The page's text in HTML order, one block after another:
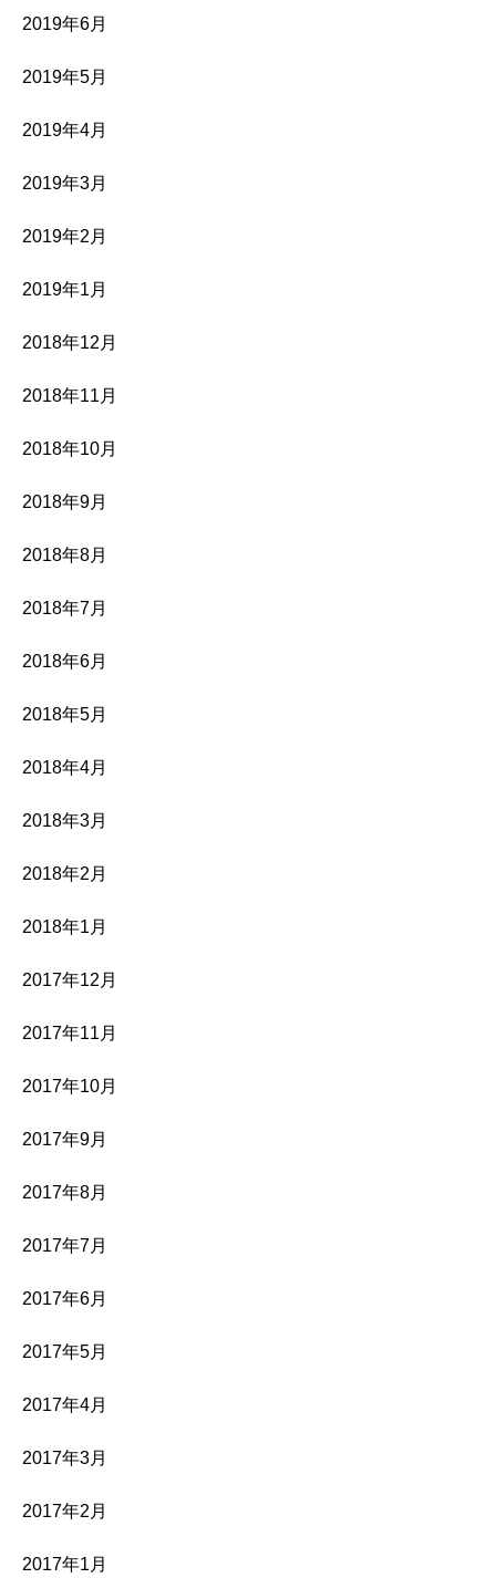
2019年6月
2019年5月
2019年4月
2019年3月
2019年2月
2019年1月
2018年12月
2018年11月
2018年10月
2018年9月
2018年8月
2018年7月
2018年6月
2018年5月
2018年4月
2018年3月
2018年2月
2018年1月
2017年12月
2017年11月
2017年10月
2017年9月
2017年8月
2017年7月
2017年6月
2017年5月
2017年4月
2017年3月
2017年2月
2017年1月